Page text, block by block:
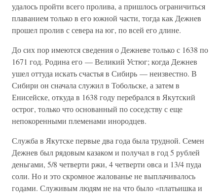
удалось пройти всего пролива, а пришлось ограничиться
плаванием только в его южной части, тогда как Дежнев
прошел пролив с севера на юг, по всей его длине.
До сих пор имеются сведения о Дежневе только с 1638 по
1671 год. Родина его — Великий Устюг; когда Дежнев
ушел оттуда искать счастья в Сибирь — неизвестно. В
Сибири он сначала служил в Тобольске, а затем в
Енисейске, откуда в 1638 году перебрался в Якутский
острог, только что основанный по соседству с еще
непокоренными племенами инородцев.
Служба в Якутске первые два года была трудной. Семен
Дежнев был рядовым казаком и получал в год 5 рублей
деньгами, 5/8 четверти ржи, 4 четверти овса и 13/4 пуда
соли. Но и это скромное жалованье не выплачивалось
годами. Служивым людям не на что было «платьишка и